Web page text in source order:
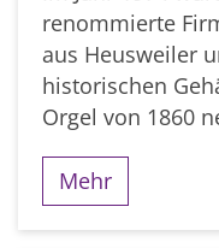
renommierte
aus Heusweiler
historischen
Orgel von 1860
Mehr